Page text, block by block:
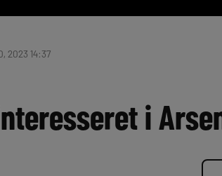
2023 14:37
i